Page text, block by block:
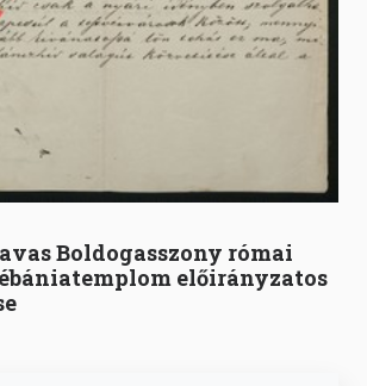
Boldogasszony római
előirányzatos